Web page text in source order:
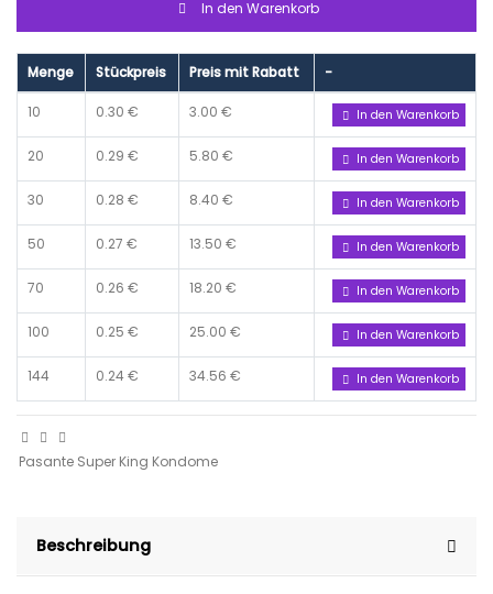
In den Warenkorb
Menge Stückpreis Preis mit Rabatt -
10 0.30 € 3.00 € In den Warenkorb
20 0.29 € 5.80 € In den Warenkorb
30 0.28 € 8.40 € In den Warenkorb
50 0.27 € 13.50 € In den Warenkorb
70 0.26 € 18.20 € In den Warenkorb
100 0.25 € 25.00 € In den Warenkorb
144 0.24 € 34.56 € In den Warenkorb
Pasante Super King Kondome
Beschreibung